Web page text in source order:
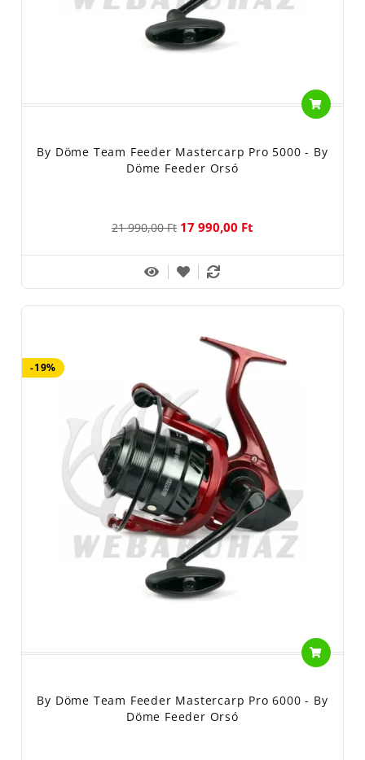
By Döme Team Feeder Mastercarp Pro 5000 - By
Döme Feeder Orsó
21 990,00 Ft 17 990,00 Ft
-19%
By Döme Team Feeder Mastercarp Pro 6000 - By
Döme Feeder Orsó